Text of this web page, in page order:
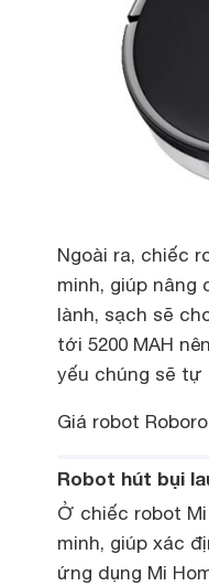
Ngoài ra, chiếc
minh, giúp nâng
lành, sạch sẽ
tới 5200 MAH
yếu chúng sẽ tự
Giá robot
Robot hút bụi
Ở chiếc robot
minh, giúp xác
ứng dụng Mi